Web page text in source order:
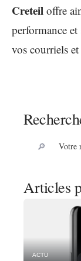
Creteil offre
performance
vos courriels et
Articles
ACTU